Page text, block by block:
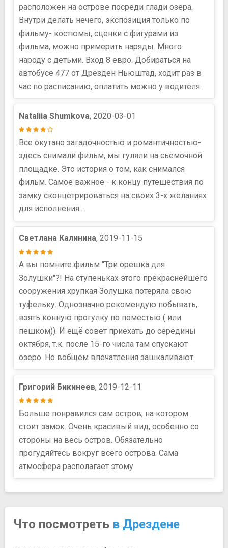
расположен на острове посреди глади озера.
Внутри делать нечего, экспозиция только по
фильму- костюмы, сценки с фигурами из
фильма, можно примерить наряды. Много
народу с детьми. Вход 8 евро. Добираться на
автобусе 477 от Дрезден Ньюштад, ходит раз в
час по расписанию, оплатить можно у водителя.
Nataliia Shumkova, 2020-03-01
Все окутано загадочностью и романтичностью-
здесь снимали фильм, мы гуляли на сьемочной
площадке. Это история о том, как снимался
фильм. Самое важное - к концу путешествия по
замку сконцетрироваться на своих 3-х желаниях
для исполнения....
Светлана Калинина, 2019-11-15
А вы помните фильм "Три орешка для
Золушки"?! На ступеньках этого прекраснейшего
сооружения хрупкая Золушка потеряла свою
туфельку. Однозначно рекомендую побывать,
взять конную прогулку по поместью ( или
пешком)). И ещё совет приехать до середины
октября, т.к. после 15-го числа там спускают
озеро. Но вобщем впечатления зашкаливают.
Григорий Бикинеев, 2019-12-11
Больше понравился сам остров, на котором
стоит замок. Очень красивый вид, особенно со
стороны на весь остров. Обязательно
прогудяйтесь вокруг всего острова. Сама
атмосфера располагает этому.
Что посмотреть в Дрездене